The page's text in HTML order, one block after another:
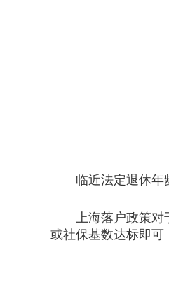
临近法定退休年龄
上海落户政策对于
或社保基数达标即可